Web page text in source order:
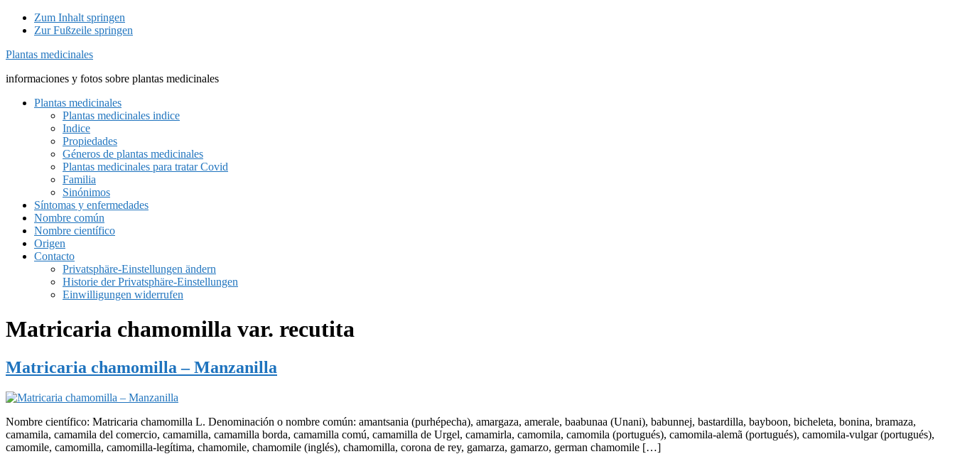
Zum Inhalt springen
Zur Fußzeile springen
Plantas medicinales
informaciones y fotos sobre plantas medicinales
Plantas medicinales
Plantas medicinales indice
Indice
Propiedades
Géneros de plantas medicinales
Plantas medicinales para tratar Covid
Familia
Sinónimos
Síntomas y enfermedades
Nombre común
Nombre científico
Origen
Contacto
Privatsphäre-Einstellungen ändern
Historie der Privatsphäre-Einstellungen
Einwilligungen widerrufen
Matricaria chamomilla var. recutita
Matricaria chamomilla – Manzanilla
Nombre científico: Matricaria chamomilla L. Denominación o nombre común: amantsania (purhépecha), amargaza, amerale, baabunaa (Unani), babunnej, bastardilla, bayboon, bicheleta, bonina, bramaza,
camamila, camamila del comercio, camamilla, camamilla borda, camamilla comú, camamilla de Urgel, camamirla, camomila, camomila (portugués), camomila-alemã (portugués), camomila-vulgar (portugués),
camomile, camomilla, camomilla-legítima, chamomile, chamomile (inglés), chamomilla, corona de rey, gamarza, gamarzo, german chamomile […]